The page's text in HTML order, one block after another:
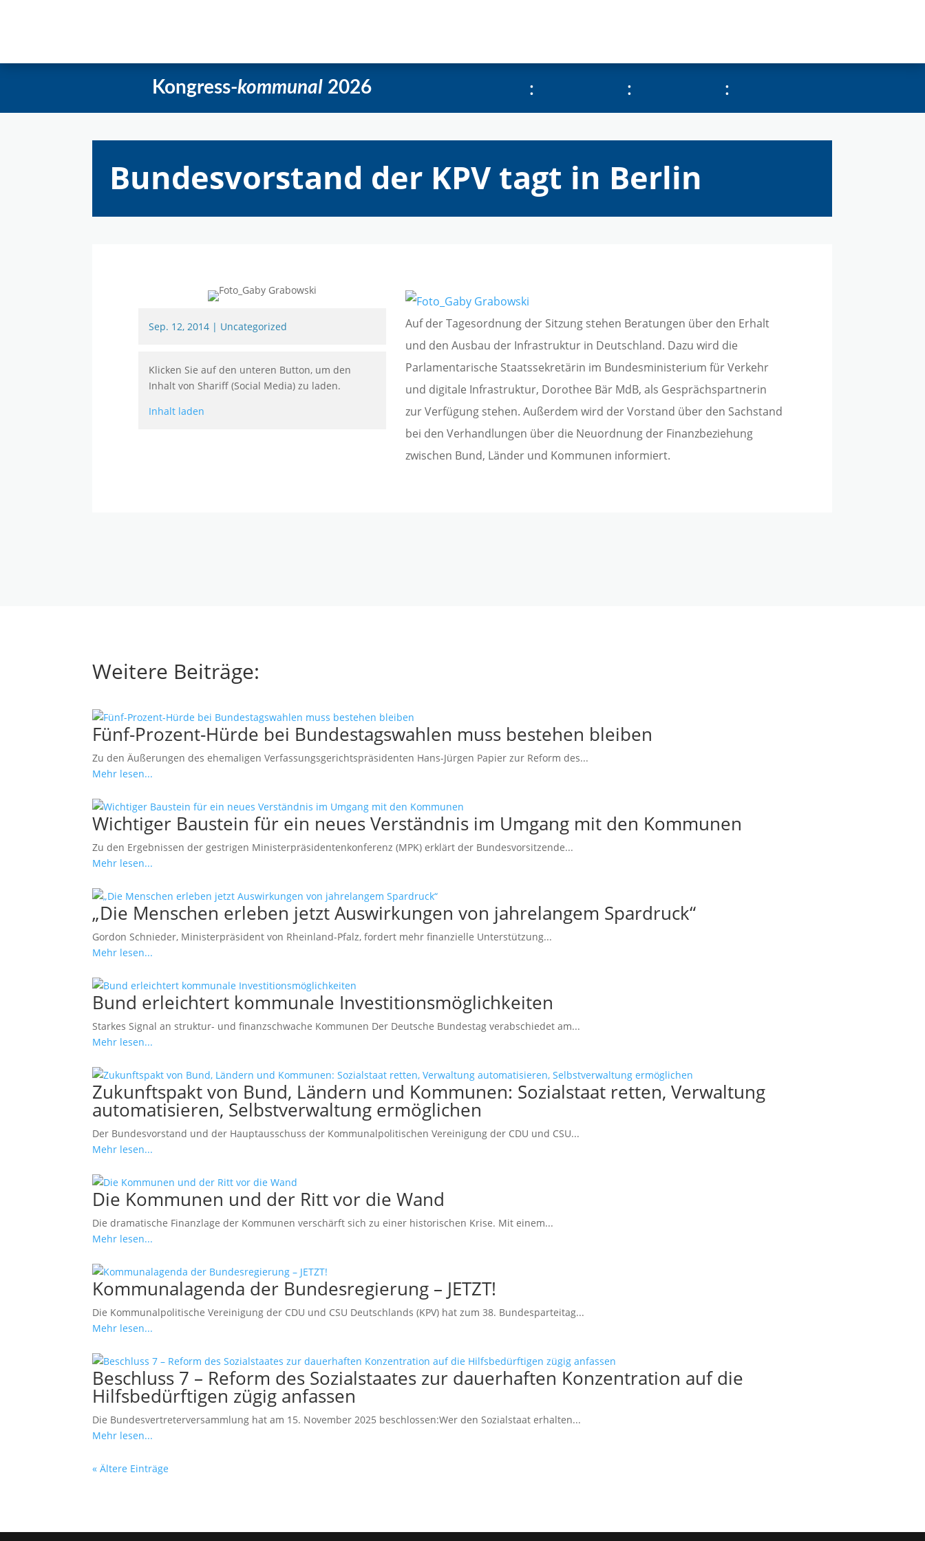
Kongress-kommunal 2026 : : :
Bundesvorstand der KPV tagt in Berlin
Sep. 12, 2014 | Uncategorized
Klicken Sie auf den unteren Button, um den
Inhalt von Shariff (Social Media) zu laden.
Inhalt laden
Auf der Tagesordnung der Sitzung stehen Beratungen über den Erhalt
und den Ausbau der Infrastruktur in Deutschland. Dazu wird die
Parlamentarische Staatssekretärin im Bundesministerium für Verkehr
und digitale Infrastruktur, Dorothee Bär MdB, als Gesprächspartnerin
zur Verfügung stehen. Außerdem wird der Vorstand über den Sachstand
bei den Verhandlungen über die Neuordnung der Finanzbeziehung
zwischen Bund, Länder und Kommunen informiert.
Weitere Beiträge:
Fünf-Prozent-Hürde bei Bundestagswahlen muss bestehen bleiben
Zu den Äußerungen des ehemaligen Verfassungsgerichtspräsidenten Hans-Jürgen Papier zur Reform des...
Mehr lesen...
Wichtiger Baustein für ein neues Verständnis im Umgang mit den Kommunen
Zu den Ergebnissen der gestrigen Ministerpräsidentenkonferenz (MPK) erklärt der Bundesvorsitzende...
Mehr lesen...
„Die Menschen erleben jetzt Auswirkungen von jahrelangem Spardruck“
Gordon Schnieder, Ministerpräsident von Rheinland-Pfalz, fordert mehr finanzielle Unterstützung...
Mehr lesen...
Bund erleichtert kommunale Investitionsmöglichkeiten
Starkes Signal an struktur- und finanzschwache Kommunen Der Deutsche Bundestag verabschiedet am...
Mehr lesen...
Zukunftspakt von Bund, Ländern und Kommunen: Sozialstaat retten, Verwaltung
automatisieren, Selbstverwaltung ermöglichen
Der Bundesvorstand und der Hauptausschuss der Kommunalpolitischen Vereinigung der CDU und CSU...
Mehr lesen...
Die Kommunen und der Ritt vor die Wand
Die dramatische Finanzlage der Kommunen verschärft sich zu einer historischen Krise. Mit einem...
Mehr lesen...
Kommunalagenda der Bundesregierung – JETZT!
Die Kommunalpolitische Vereinigung der CDU und CSU Deutschlands (KPV) hat zum 38. Bundesparteitag...
Mehr lesen...
Beschluss 7 – Reform des Sozialstaates zur dauerhaften Konzentration auf die
Hilfsbedürftigen zügig anfassen
Die Bundesvertreterversammlung hat am 15. November 2025 beschlossen:Wer den Sozialstaat erhalten...
Mehr lesen...
« Ältere Einträge